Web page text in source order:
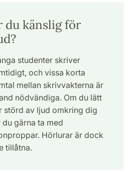
du känslig för
studenter skriver
och vissa korta
mellan skrivvakterna är
nödvändiga. Om du lätt
störd av ljud omkring dig
du gärna ta med
Hörlurar är dock
tillåtna.